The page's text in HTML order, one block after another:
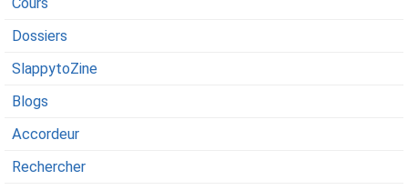
Dossiers
SlappytoZine
Blogs
Accordeur
Rechercher